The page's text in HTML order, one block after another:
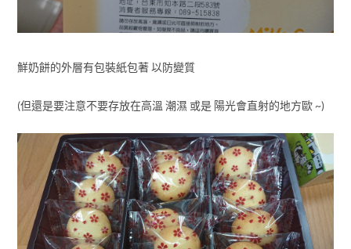
鮮奶餅的外層有包裝紙包著 以防變質
(但還是要注意不要存放在高溫 潮濕 或是 陽光會直射的地方歐 ~)